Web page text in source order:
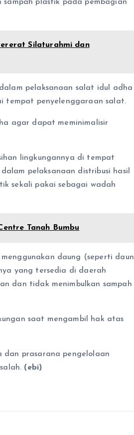
sampah plastik pada pembagian
Silaturahmi dan
pelaksanaan salat idul adha
tempat penyelenggaraan salat.
agar dapat meminimalisir
lingkungannya di tempat
pelaksanaan distribusi hasil
sekali pakai sebagai wadah
Tanah Bumbu
daung (seperti daun
yang tersedia di daerah
dan tidak menimbulkan sampah
saat mengambil hak atas
dan prasarana pengelolaan
(ebi)